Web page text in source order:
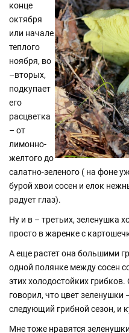
конце
октября
или начале
теплого
ноября, во
–вторых,
подкупает
его
расцветка
– от
лимонно-
желтого до
салатно-зеленого ( на фоне
бурой хвои сосен и елок
радует глаз).
Ну и в – третьих, зеленушка
просто в жаренке с
А еще растет она большими
одной полянке между сосен
этих холодостойких
говорил, что цвет зеленушки
следующий грибной сезон, и
Мне тоже нравятся